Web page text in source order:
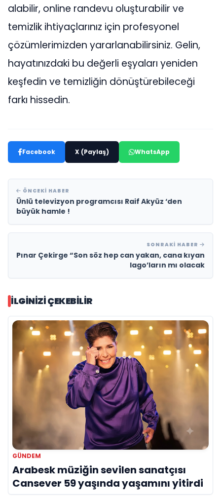
alabilir, online randevu oluşturabilir ve
temizlik ihtiyaçlarınız için profesyonel
çözümlerimizden yararlanabilirsiniz. Gelin,
hayatınızdaki bu değerli eşyaları yeniden
keşfedin ve temizliğin dönüştürebileceği
farkı hissedin.
Facebook X (Paylaş) WhatsApp
ÖNCEKI HABER
Ünlü televizyon programcısı Raif Akyüz ‘den
büyük hamle !
SONRAKI HABER
Pınar Çekirge “Son söz hep can yakan, cana kıyan
Iago’ların mı olacak
İLGINIZI ÇEKEBILIR
GÜNDEM
Arabesk müziğin sevilen sanatçısı
Cansever 59 yaşında yaşamını yitirdi